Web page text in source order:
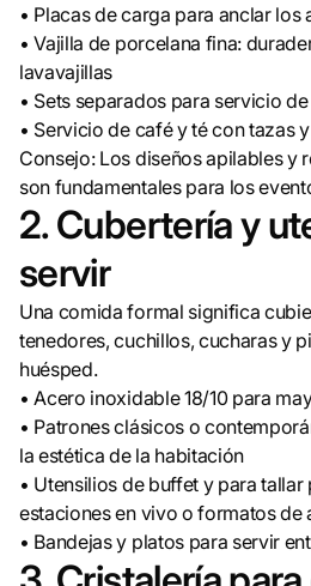
• Placas de carga para anclar los
• Vajilla de porcelana fina:
lavavajillas
• Sets separados para servicio
• Servicio de café y té con tazas
Consejo: Los diseños apilables y
son fundamentales para los
2. Cubertería y
servir
Una comida formal significa
tenedores, cuchillos, cucharas y
huésped.
• Acero inoxidable 18/10 para
• Patrones clásicos o
la estética de la habitación
• Utensilios de buffet y para
estaciones en vivo o formatos de
• Bandejas y platos para servir